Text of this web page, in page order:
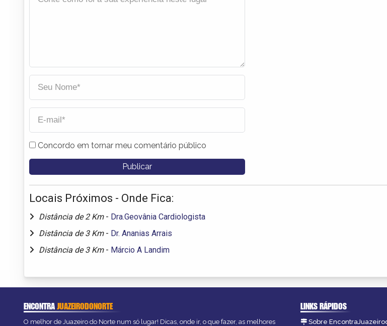
Concordo em tornar meu comentário público
Locais Próximos - Onde Fica:
Distância de 2 Km - Dra.Geovânia Cardiologista
Distância de 3 Km - Dr. Ananias Arrais
Distância de 3 Km - Márcio A Landim
ENCONTRAJUAZEIRODONORTE
O melhor de Juazeiro do Norte num só lugar! Dicas, onde ir, o que fazer, as melhores
LINKS RÁPIDOS
Sobre